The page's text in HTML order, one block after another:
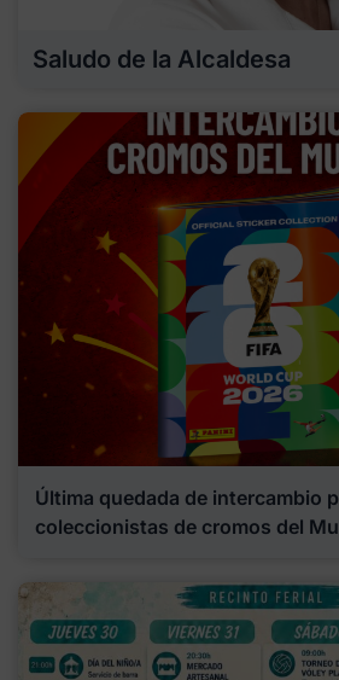
Saludo de la Alcaldesa
Última quedada de intercambio
coleccionistas de cromos del